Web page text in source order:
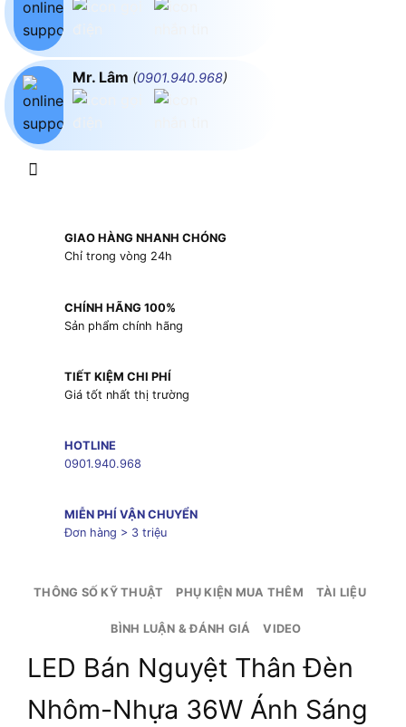
Mr. Lâm (0901.940.968)
GIAO HÀNG NHANH CHÓNG
Chỉ trong vòng 24h
CHÍNH HÃNG 100%
Sản phẩm chính hãng
TIẾT KIỆM CHI PHÍ
Giá tốt nhất thị trường
HOTLINE
0901.940.968
MIỄN PHÍ VẬN CHUYỂN
Đơn hàng > 3 triệu
THÔNG SỐ KỸ THUẬT PHỤ KIỆN MUA THÊM TÀI LIỆU
BÌNH LUẬN & ĐÁNH GIÁ VIDEO
LED Bán Nguyệt Thân Đèn
Nhôm-Nhựa 36W Ánh Sáng